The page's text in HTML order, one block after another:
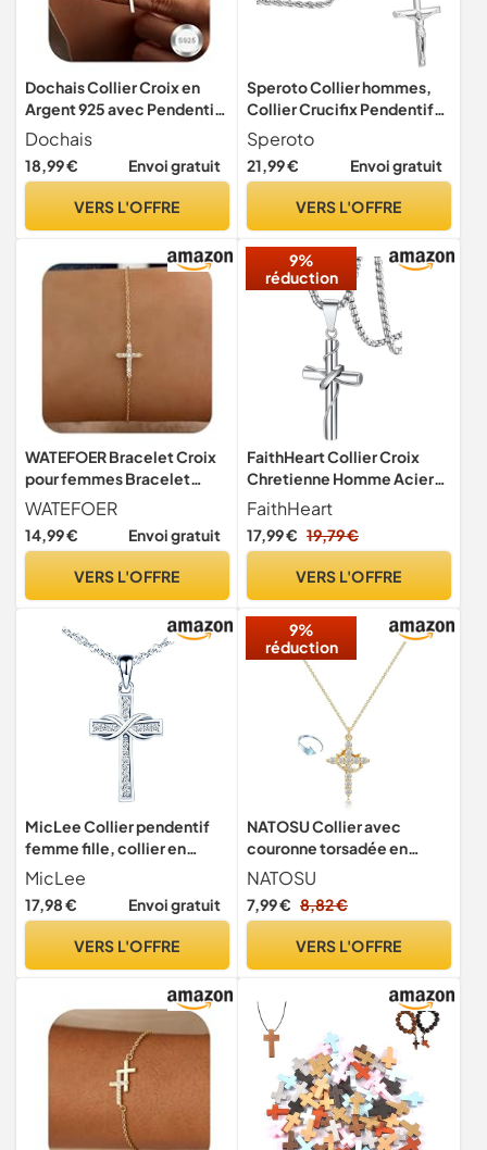
Dochais Collier Croix en
Argent 925 avec Pendentif
en Or/Or Blanc 18K pour
Femmes et Filles - Cadeau
de Noël, 40-45cm
Dochais
18,99 € Envoi gratuit
VERS L'OFFRE
Speroto Collier hommes,
Collier Crucifix Pendentif
Croix, Jésus-Christ
Pendentif pour hommes
femmes, Acier inoxydable
cadeaux pour ami 50cm
Speroto
21,99 € Envoi gratuit
VERS L'OFFRE
WATEFOER Bracelet Croix
pour femmes Bracelet
plaqué or 18K avec diamant
CZ et croix Bracelets
réglable en acier
pour la Saint-Valentin Fête
WATEFOER
14,99 € Envoi gratuit
VERS L'OFFRE
9%
réduction
FaithHeart Collier Croix
Chretienne Homme Acier
Inoxydable, Pendentif
Croix avec Chaine
Ajustable de 55+5cm, Bijou
FaithHeart
17,99 € 19,79 €
VERS L'OFFRE
MicLee Collier pendentif
femme fille, collier en
argent 925, collier croix et
symbole d'infini élégant,
zircon incrusté, pendentif
MicLee
17,98 € Envoi gratuit
VERS L'OFFRE
9%
réduction
NATOSU Collier avec
couronne torsadée en
forme de croix, collier croix
en plaqué or blanc, colliers
chrétiens avec pendentif
couronne pour femmes et
NATOSU
7,99 € 8,82 €
VERS L'OFFRE